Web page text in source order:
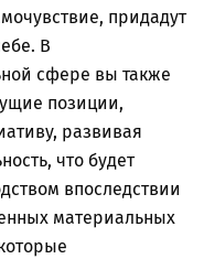
придадут
В
сфере вы также
позиции,
развивая
что будет
впоследствии
материальных